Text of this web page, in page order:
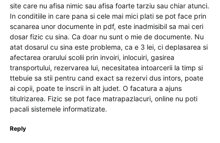
site care nu afisa nimic sau afisa foarte tarziu sau chiar atunci.
In conditiile in care pana si cele mai mici plati se pot face prin
scanarea unor documente in pdf, este inadmisibil sa mai ceri
dosar fizic cu sina. Ca doar nu sunt o mie de documente. Nu
atat dosarul cu sina este problema, ca e 3 lei, ci deplasarea si
afectarea orarului scolii prin invoiri, inlocuiri, gasirea
transportului, rezervarea lui, necesitatea intoarcerii la timp si
ttebuie sa stii pentru cand exact sa rezervi dus intors, poate
ai copii, poate te inscrii in alt judet. O facatura a ajuns
titulrizarea. Fizic se pot face matrapazlacuri, online nu poti
pacali sistemele informatizate.
Reply